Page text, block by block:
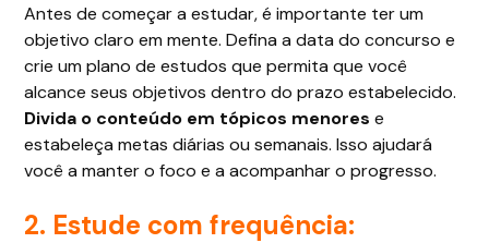
Antes de começar a estudar, é importante ter um
objetivo claro em mente. Defina a data do concurso e
crie um plano de estudos que permita que você
alcance seus objetivos dentro do prazo estabelecido.
Divida o conteúdo em tópicos menores e
estabeleça metas diárias ou semanais. Isso ajudará
você a manter o foco e a acompanhar o progresso.
2. Estude com frequência: